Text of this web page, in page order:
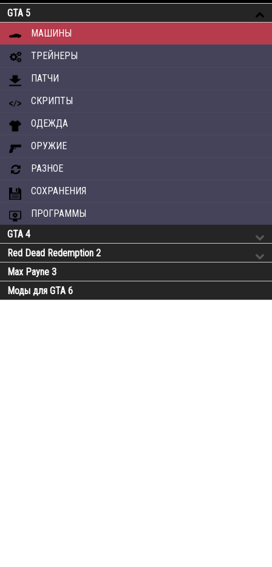
GTA 5
МАШИНЫ
ТРЕЙНЕРЫ
ПАТЧИ
СКРИПТЫ
ОДЕЖДА
ОРУЖИЕ
РАЗНОЕ
СОХРАНЕНИЯ
ПРОГРАММЫ
GTA 4
Red Dead Redemption 2
Max Payne 3
Моды для GTA 6